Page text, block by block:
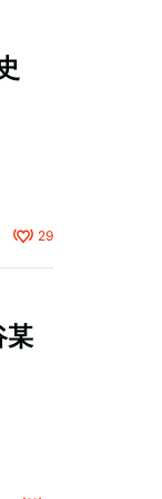
29
某